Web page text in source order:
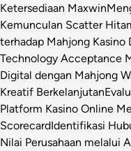
Ketersediaan Maxwin
Kemunculan Scatter
terhadap Mahjong Kasino
Technology Acceptance
Digital dengan Mahjong
Kreatif Berkelanjutan
Platform Kasino Online
ScorecardIdentifikasi
Nilai Perusahaan melalui